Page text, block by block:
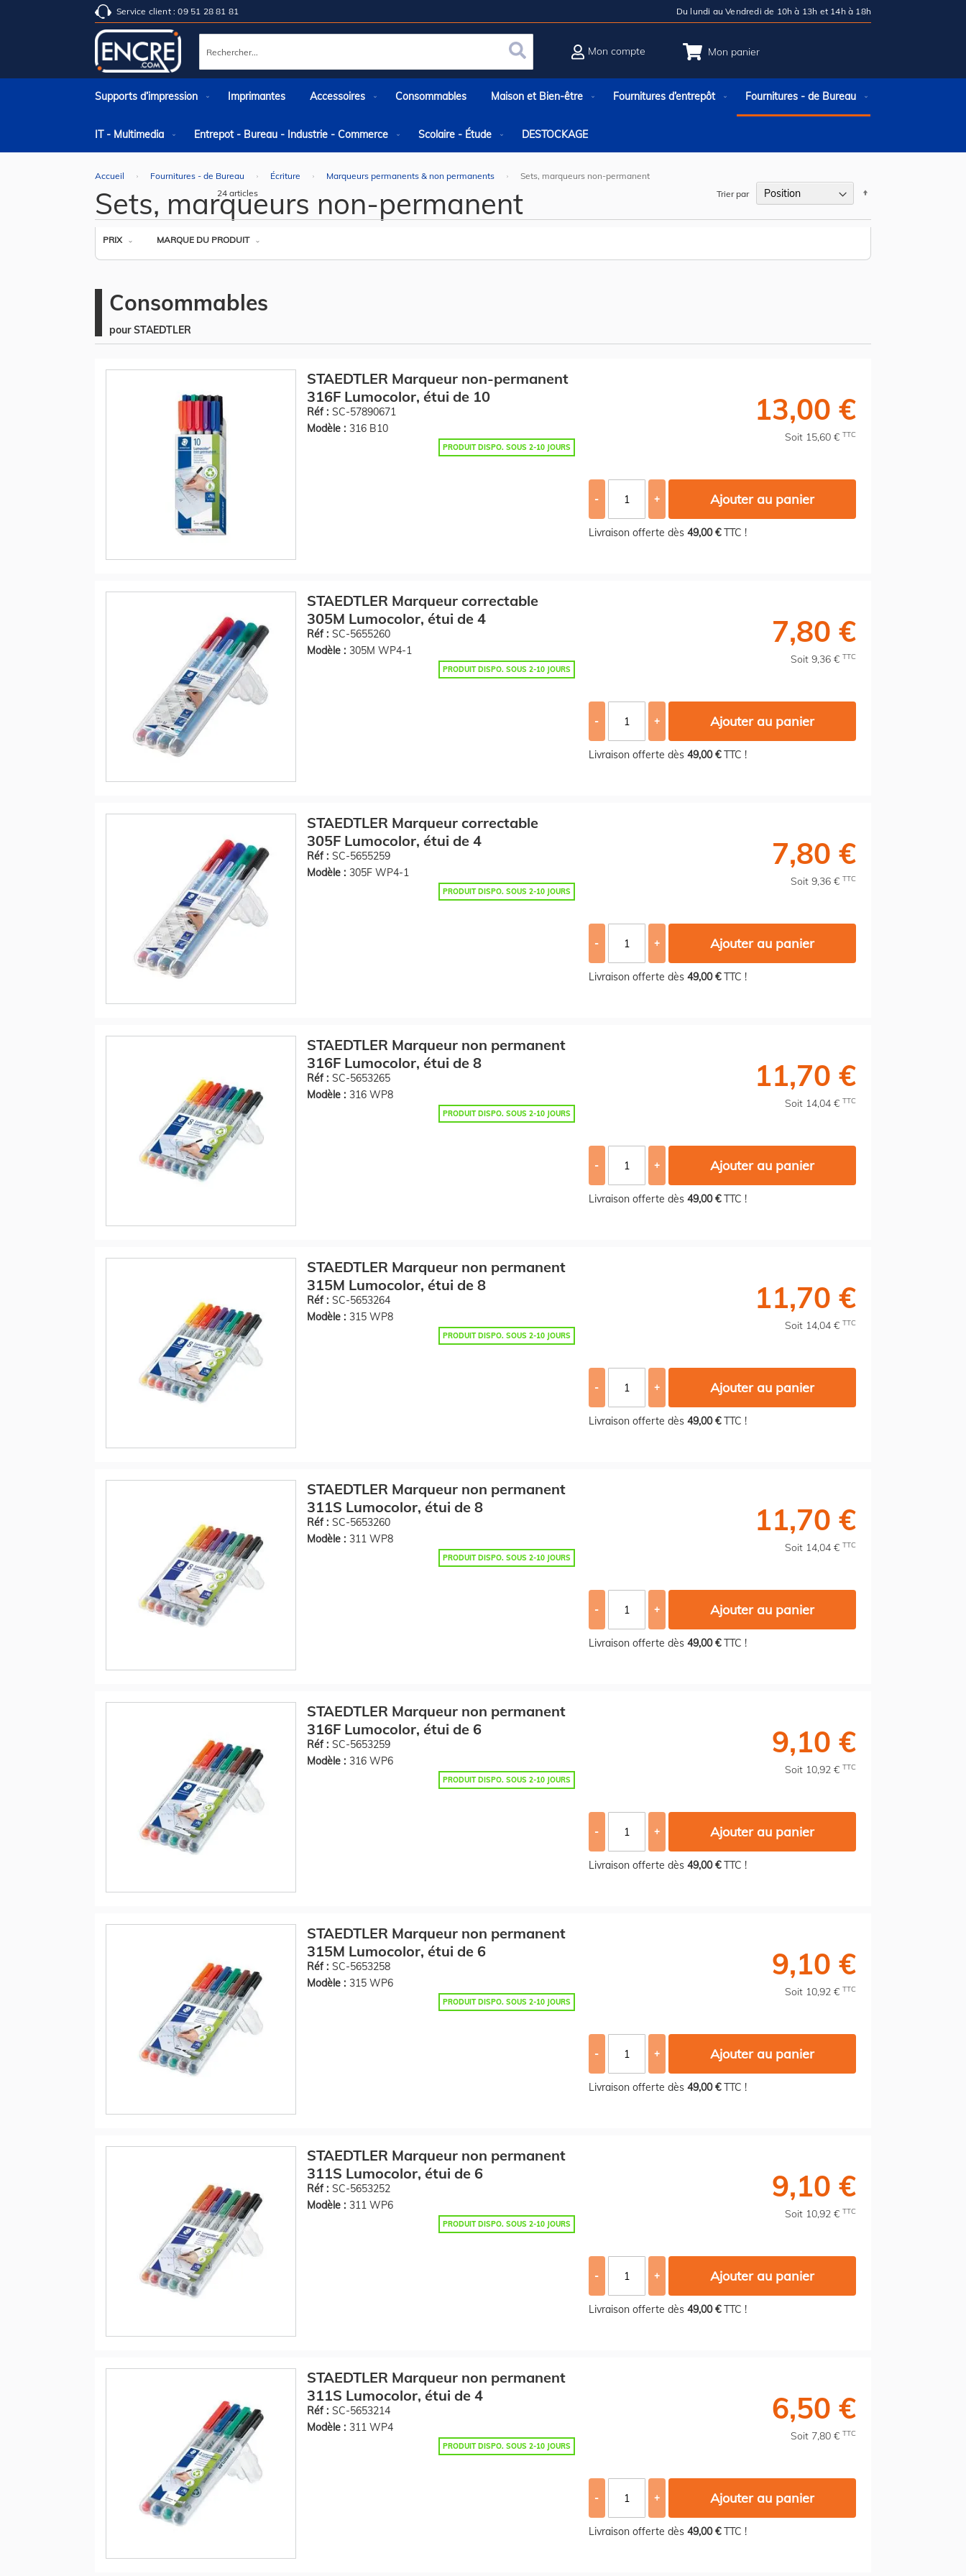
Service client : 09 51 28 81 81 Du lundi au Vendredi de 10h à 13h et 14h à 18h
Mon panier
Rechercher Rechercher
Mon compte
Supports d’impression Imprimantes Accessoires Consommables Maison et Bien-être Fournitures d’entrepôt Fournitures - de Bureau
IT - Multimedia Entrepot - Bureau - Industrie - Commerce Scolaire - Étude DESTOCKAGE
Accueil Fournitures - de Bureau Écriture Marqueurs permanents & non permanents Sets, marqueurs non-permanent
Sets, marqueurs non-permanent
PRIX MARQUE DU PRODUIT
24 articles Trier par
Consommables
pour STAEDTLER
STAEDTLER Marqueur non-permanent
316F Lumocolor, étui de 10
Réf : SC-57890671
Modèle : 316 B10
PRODUIT DISPO. SOUS 2-10 JOURS
13,00 €
Soit 15,60 € TTC
- + Ajouter au panier
Livraison offerte dès 49,00 €TTC !
STAEDTLER Marqueur correctable
305M Lumocolor, étui de 4
Réf : SC-5655260
Modèle : 305M WP4-1
PRODUIT DISPO. SOUS 2-10 JOURS
7,80 €
Soit 9,36 € TTC
- + Ajouter au panier
Livraison offerte dès 49,00 €TTC !
STAEDTLER Marqueur correctable
305F Lumocolor, étui de 4
Réf : SC-5655259
Modèle : 305F WP4-1
PRODUIT DISPO. SOUS 2-10 JOURS
7,80 €
Soit 9,36 € TTC
- + Ajouter au panier
Livraison offerte dès 49,00 €TTC !
STAEDTLER Marqueur non permanent
316F Lumocolor, étui de 8
Réf : SC-5653265
Modèle : 316 WP8
PRODUIT DISPO. SOUS 2-10 JOURS
11,70 €
Soit 14,04 € TTC
- + Ajouter au panier
Livraison offerte dès 49,00 €TTC !
STAEDTLER Marqueur non permanent
315M Lumocolor, étui de 8
Réf : SC-5653264
Modèle : 315 WP8
PRODUIT DISPO. SOUS 2-10 JOURS
11,70 €
Soit 14,04 € TTC
- + Ajouter au panier
Livraison offerte dès 49,00 €TTC !
STAEDTLER Marqueur non permanent
311S Lumocolor, étui de 8
Réf : SC-5653260
Modèle : 311 WP8
PRODUIT DISPO. SOUS 2-10 JOURS
11,70 €
Soit 14,04 € TTC
- + Ajouter au panier
Livraison offerte dès 49,00 €TTC !
STAEDTLER Marqueur non permanent
316F Lumocolor, étui de 6
Réf : SC-5653259
Modèle : 316 WP6
PRODUIT DISPO. SOUS 2-10 JOURS
9,10 €
Soit 10,92 € TTC
- + Ajouter au panier
Livraison offerte dès 49,00 €TTC !
STAEDTLER Marqueur non permanent
315M Lumocolor, étui de 6
Réf : SC-5653258
Modèle : 315 WP6
PRODUIT DISPO. SOUS 2-10 JOURS
9,10 €
Soit 10,92 € TTC
- + Ajouter au panier
Livraison offerte dès 49,00 €TTC !
STAEDTLER Marqueur non permanent
311S Lumocolor, étui de 6
Réf : SC-5653252
Modèle : 311 WP6
PRODUIT DISPO. SOUS 2-10 JOURS
9,10 €
Soit 10,92 € TTC
- + Ajouter au panier
Livraison offerte dès 49,00 €TTC !
STAEDTLER Marqueur non permanent
311S Lumocolor, étui de 4
Réf : SC-5653214
Modèle : 311 WP4
PRODUIT DISPO. SOUS 2-10 JOURS
6,50 €
Soit 7,80 € TTC
- + Ajouter au panier
Livraison offerte dès 49,00 €TTC !